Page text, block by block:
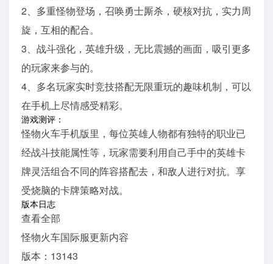
2、多重怪物登场，召唤勇士厮杀，硬核对抗，实力周
旋，互相的配合。
3、战斗强化，英雄升级，无比震撼的画面，吸引更多
的玩家来参与的。
4、多名玩家实时竞技搭配无限重玩的趣味机制，可以
在手机上尽情感受精彩。
游戏测评：
怪物火车手机版里，每位英雄人物都有独特的职业已
经战斗技能属性等，玩家需要利用自己手中的英雄卡
牌灵活组合不同的阵容搭配去，和敌人进行对抗。享
受烧脑的卡牌策略对战。
版本日志
查看全部
怪物火车国际服更新内容
版本：13143